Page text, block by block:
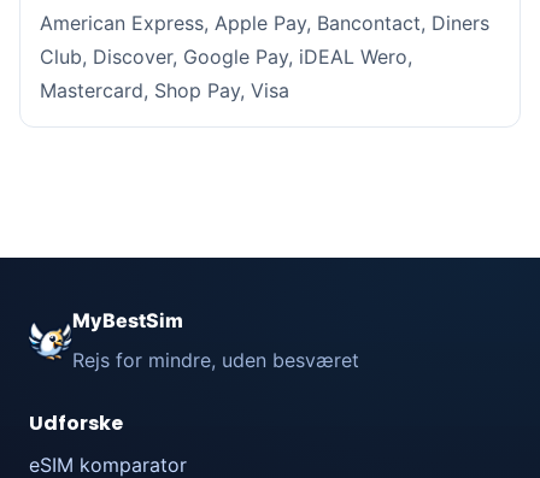
American Express, Apple Pay, Bancontact, Diners
Club, Discover, Google Pay, iDEAL Wero,
Mastercard, Shop Pay, Visa
MyBestSim
Rejs for mindre, uden besværet
Udforske
eSIM komparator